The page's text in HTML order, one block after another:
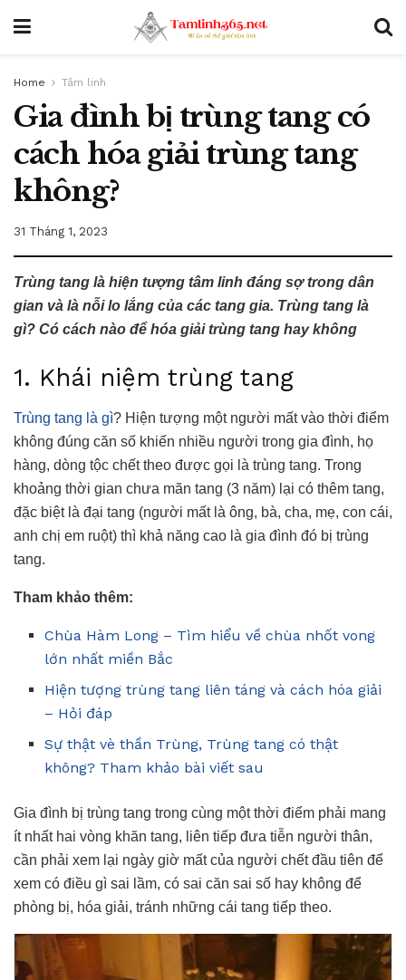
Home Tâm linh
Gia đình bị trùng tang có
cách hóa giải trùng tang
không?
31 Tháng 1, 2023
Trùng tang là hiện tượng tâm linh đáng sợ trong dân
gian và là nỗi lo lắng của các tang gia. Trùng tang là
gì? Có cách nào để hóa giải trùng tang hay không
1. Khái niệm trùng tang
Trùng tang là gì? Hiện tượng một người mất vào thời điểm
không đúng căn số khiến nhiều người trong gia đình, họ
hàng, dòng tộc chết theo được gọi là trùng tang. Trong
khoảng thời gian chưa mãn tang (3 năm) lại có thêm tang,
đặc biệt là đại tang (người mất là ông, bà, cha, mẹ, con cái,
anh chị em ruột) thì khả năng cao là gia đình đó bị trùng
tang.
Tham khảo thêm:
Chùa Hàm Long – Tìm hiểu về chùa nhốt vong
lớn nhất miền Bắc
Hiện tượng trùng tang liên táng và cách hóa giải
– Hỏi đáp
Sự thật vè thần Trùng, Trùng tang có thật
không? Tham khảo bài viết sau
Gia đình bị trùng tang trong cùng một thời điểm phải mang
ít nhất hai vòng khăn tang, liên tiếp đưa tiễn người thân,
cần phải xem lại ngày giờ mất của người chết đầu tiên để
xem có điều gì sai lầm, có sai căn sai số hay không để
phòng bị, hóa giải, tránh những cái tang tiếp theo.